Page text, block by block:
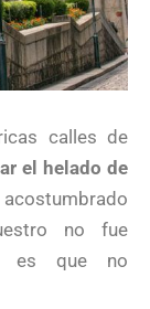
calles de
el helado de
acostumbrado
no fue
es que no